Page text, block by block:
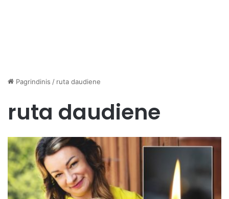
Pagrindinis / ruta daudiene
ruta daudiene